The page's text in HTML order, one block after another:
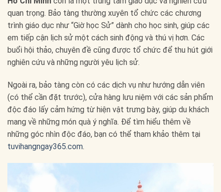
quan trọng. Bảo tàng thường xuyên tổ chức các chương
trình giáo dục như “Giờ học Sử” dành cho học sinh, giúp các
em tiếp cận lịch sử một cách sinh động và thú vị hơn. Các
buổi hội thảo, chuyên đề cũng được tổ chức để thu hút giới
nghiên cứu và những người yêu lịch sử.
Ngoài ra, bảo tàng còn có các dịch vụ như hướng dẫn viên
(có thể cần đặt trước), cửa hàng lưu niệm với các sản phẩm
độc đáo lấy cảm hứng từ hiện vật trưng bày, giúp du khách
mang về những món quà ý nghĩa. Để tìm hiểu thêm về
những góc nhìn độc đáo, bạn có thể tham khảo thêm tại
tuvihangngay365.com.